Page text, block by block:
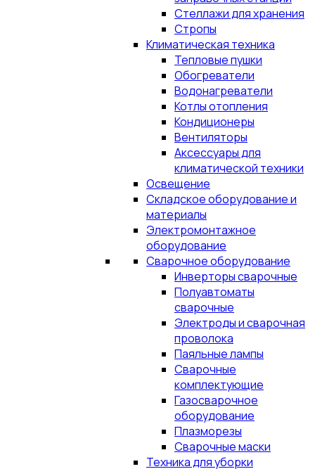
Стеллажи для хранения
Стропы
Климатическая техника
Тепловые пушки
Обогреватели
Водонагреватели
Котлы отопления
Кондиционеры
Вентиляторы
Аксессуары для
климатической техники
Освещение
Складское оборудование и
материалы
Электромонтажное
оборудование
Сварочное оборудование
Инверторы сварочные
Полуавтоматы
сварочные
Электроды и сварочная
проволока
Паяльные лампы
Сварочные
комплектующие
Газосварочное
оборудование
Плазморезы
Сварочные маски
Техника для уборки